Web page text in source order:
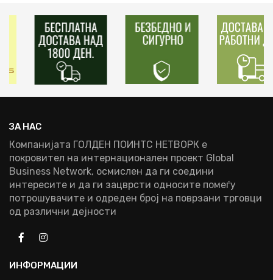
ЗА НАС
Компанијата ГОЛДЕН ПОИНТС НЕТВОРК е
покровител на интернационален проект Global
Business Network, осмислен да ги соедини
интересите и да ги зацврсти односите помеѓу
потрошувачите и одреден број на поврзани трговци
од различни дејности
ИНФОРМАЦИИ